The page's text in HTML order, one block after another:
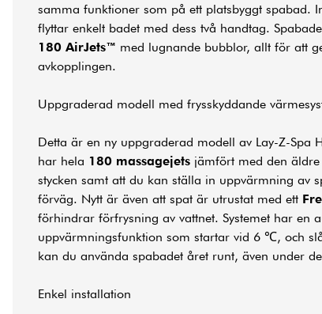
samma funktioner som på ett platsbyggt spabad.
flyttar enkelt badet med dess två handtag.
180 AirJets™ med lugnande bubblor, allt för att
avkopplingen.
Uppgraderad modell med frysskyddande
Detta är en ny uppgraderad modell av Lay-Z-Spa
har hela 180 massagejets jämfört med den
stycken samt att du kan ställa in uppvärmning av
förväg. Nytt är även att spat är utrustat med ett
förhindrar förfrysning av vattnet. Systemet har en
uppvärmningsfunktion som startar vid 6 ℃, och
kan du använda spabadet året runt, även under
Enkel installation